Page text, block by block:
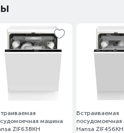
машина
ZIF638KH
Встраиваемая
Hansa ZIF456KH